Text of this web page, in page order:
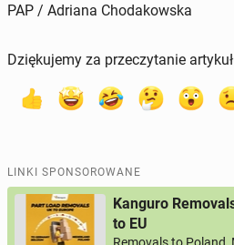
PAP / Adriana Chodakowska
Dziękujemy za przeczytanie
LINKI SPONSOROWANE
Kanguro
to EU